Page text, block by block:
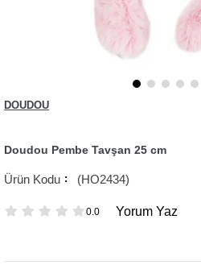
DOUDOU
Doudou Pembe Tavşan 25 cm
(HO2434)
0.0 Yorum Yaz